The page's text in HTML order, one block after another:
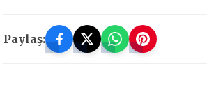
Paylaş: